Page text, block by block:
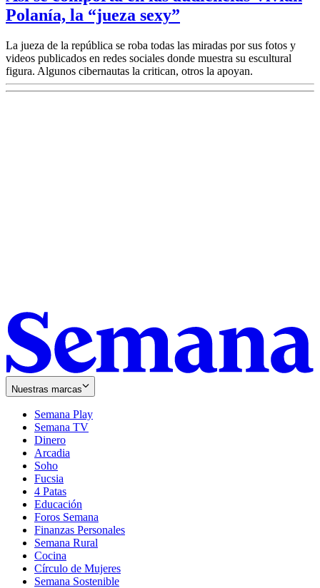
Polanía, la “jueza sexy”
La jueza de la república se roba todas las miradas por sus fotos y
videos publicados en redes sociales donde muestra su escultural
figura. Algunos cibernautas la critican, otros la apoyan.
Nuestras marcas
Semana Play
Semana TV
Dinero
Arcadia
Soho
in
new
window
Fucsia
in
new
window
4 Patas
Educación
Foros Semana
Finanzas Personales
Semana Rural
Cocina
Círculo de Mujeres
Semana Sostenible